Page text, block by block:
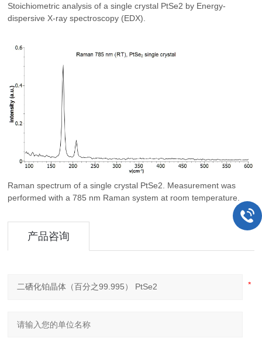
Stoichiometric analysis of a single crystal PtSe2 by Energy-
dispersive X-ray spectroscopy (EDX).
Raman spectrum of a single crystal PtSe2. Measurement was
performed with a 785 nm Raman system at room temperature.
产品咨询